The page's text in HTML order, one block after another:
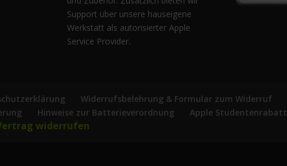
Support über unsere hauseigene
Werkstatt als autorisierter Apple
Service Provider.
Widerrufsbelehrung & Formular zum Widerruf
Hinweise zur Batterieverordnung Apple Studentenrabatt
widerrufen